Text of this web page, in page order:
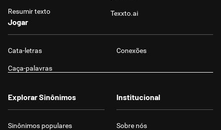
Resumir texto Texxto.ai
Jogar
Cata-letras Conexões
Caça-palavras
Explorar Sinônimos
Sinônimos populares
Institucional
Sobre nós